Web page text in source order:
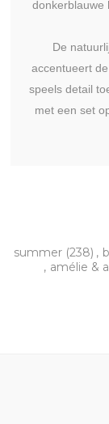
donkerblauwe
De
accentueert
speels detail
met een set
summer (238) ,
, amélie &